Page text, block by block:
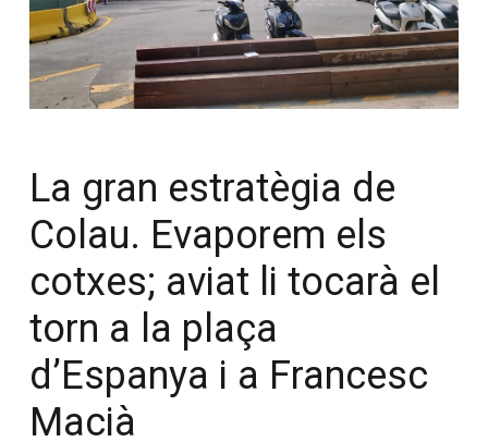
La gran estratègia de
Colau. Evaporem els
cotxes; aviat li tocarà el
torn a la plaça
d’Espanya i a Francesc
Macià